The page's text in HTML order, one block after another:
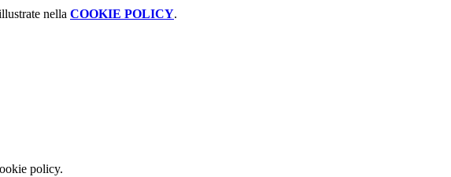
nella COOKIE POLICY.
policy.